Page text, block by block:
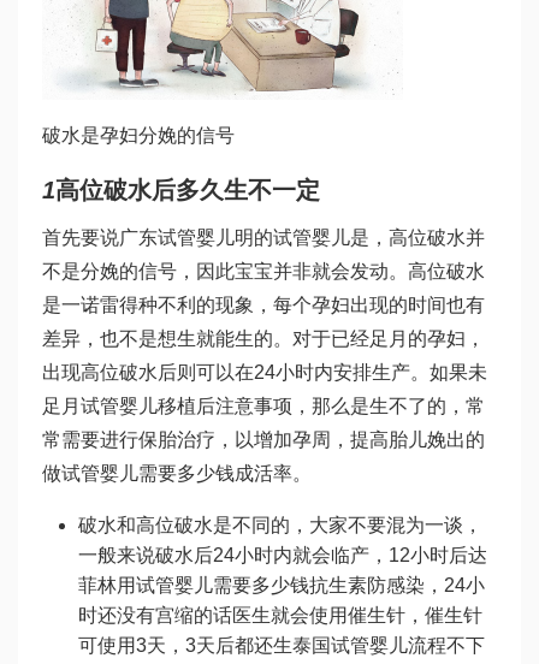
破水是孕妇分娩的信号
1高位破水后多久生不一定
首先要说广东试管婴儿明的试管婴儿是，高位破水并
不是分娩的信号，因此宝宝并非就会发动。高位破水
是一诺雷得种不利的现象，每个孕妇出现的时间也有
差异，也不是想生就能生的。对于已经足月的孕妇，
出现高位破水后则可以在24小时内安排生产。如果未
足月 试管婴儿移植后注意事项 ，那么是生不了的，常
常需要进行保胎治疗，以增加孕周，提高胎儿娩出的
做试管婴儿需要多少钱成活率。
破水和高位破水是不同的，大家不要混为一谈，
一般来说破水后24小时内就会临产，12小时后达
菲林用试管婴儿需要多少钱抗生素防感染，24小
时还没有宫缩的话医生就会使用催生针，催生针
可使用3天，3天后都还生泰国试管婴儿流程不下